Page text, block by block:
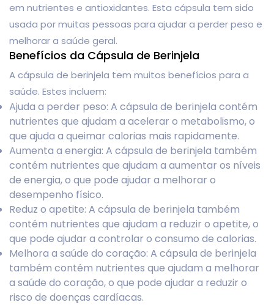
em nutrientes e antioxidantes. Esta cápsula tem sido
usada por muitas pessoas para ajudar a perder peso e
melhorar a saúde geral.
Benefícios da Cápsula de Berinjela
A cápsula de berinjela tem muitos benefícios para a
saúde. Estes incluem:
Ajuda a perder peso: A cápsula de berinjela contém
nutrientes que ajudam a acelerar o metabolismo, o
que ajuda a queimar calorias mais rapidamente.
Aumenta a energia: A cápsula de berinjela também
contém nutrientes que ajudam a aumentar os níveis
de energia, o que pode ajudar a melhorar o
desempenho físico.
Reduz o apetite: A cápsula de berinjela também
contém nutrientes que ajudam a reduzir o apetite, o
que pode ajudar a controlar o consumo de calorias.
Melhora a saúde do coração: A cápsula de berinjela
também contém nutrientes que ajudam a melhorar
a saúde do coração, o que pode ajudar a reduzir o
risco de doenças cardíacas.